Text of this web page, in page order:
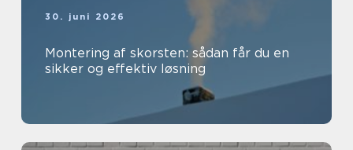
30. juni 2026
Montering af skorsten: sådan får du en
sikker og effektiv løsning